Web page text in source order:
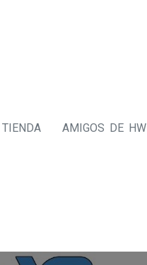
TIENDA AMIGOS DE HW